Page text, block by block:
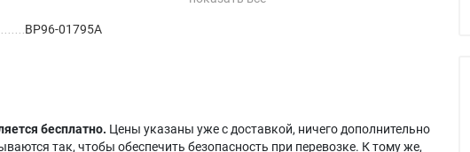
Samsung HL-T5676S
BP96-01795A
бесплатно. Цены указаны уже с доставкой, ничего дополнительно
так, чтобы обеспечить безопасность при перевозке. К тому же,